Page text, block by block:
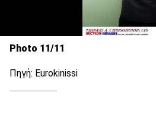
Photo 11/11
Πηγή: Eurokinissi